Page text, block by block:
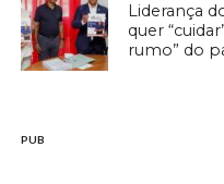
Liderança
quer
rumo” do
PUB